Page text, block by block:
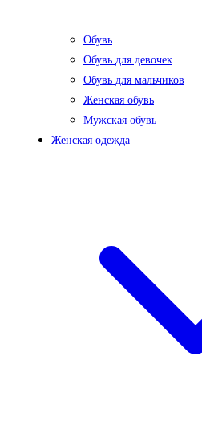
Обувь
Обувь для девочек
Обувь для мальчиков
Женская обувь
Мужская обувь
Женская одежда